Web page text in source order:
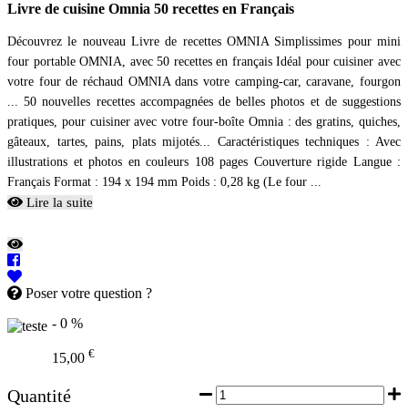
Livre de cuisine Omnia 50 recettes en Français
Découvrez le nouveau Livre de recettes OMNIA Simplissimes pour mini
four portable OMNIA, avec 50 recettes en français Idéal pour cuisiner avec
votre four de réchaud OMNIA dans votre camping-car, caravane, fourgon
... 50 nouvelles recettes accompagnées de belles photos et de suggestions
pratiques, pour cuisiner avec votre four-boîte Omnia : des gratins, quiches,
gâteaux, tartes, pains, plats mijotés... Caractéristiques techniques : Avec
illustrations et photos en couleurs 108 pages Couverture rigide Langue :
Français Format : 194 x 194 mm Poids : 0,28 kg (Le four ...
Lire la suite
Poser votre question ?
- 0 %
15,00 €
Quantité